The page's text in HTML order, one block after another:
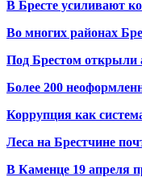
В Бресте усиливают
Во многих районах
Под Брестом открыли
Более 200
Коррупция как
Леса на Брестчине
В Каменце 19 апреля